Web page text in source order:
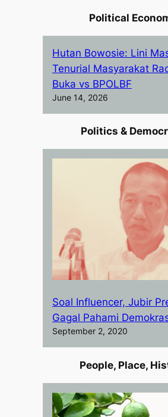
Political
Hutan Bowosie: Lini
Tenurial Masyarakat
Buka vs BPOLBF
June 14, 2026
Politics &
Soal Influencer, Jubir
Gagal Pahami
September 2, 2020
People, Place,